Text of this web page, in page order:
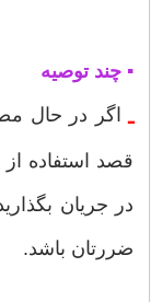
▪ چند توصیه
ـاگر در حال
قصد استفاده از
در جریان
ضررتان باشد.